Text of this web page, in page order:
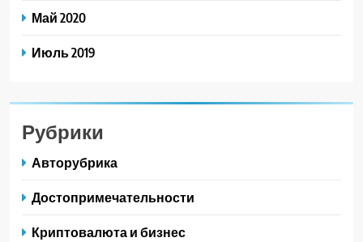
Май 2020
Июль 2019
Рубрики
Авторубрика
Достопримечательности
Криптовалюта и бизнес